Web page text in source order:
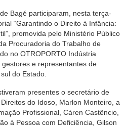
Bagé participaram, nesta terça-
“Garantindo o Direito à Infância:
promovida pelo Ministério Público
Procuradoria do Trabalho de
no OTROPORTO Indústria
e representantes de
do Estado.
presentes o secretário de
do Idoso, Marlon Monteiro, a
Profissional, Cáren Castêncio,
à Pessoa com Deficiência, Gilson